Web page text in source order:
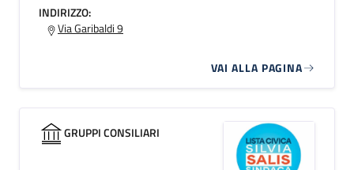
INDIRIZZO:
Via Garibaldi 9
VAI ALLA PAGINA
GRUPPI CONSILIARI